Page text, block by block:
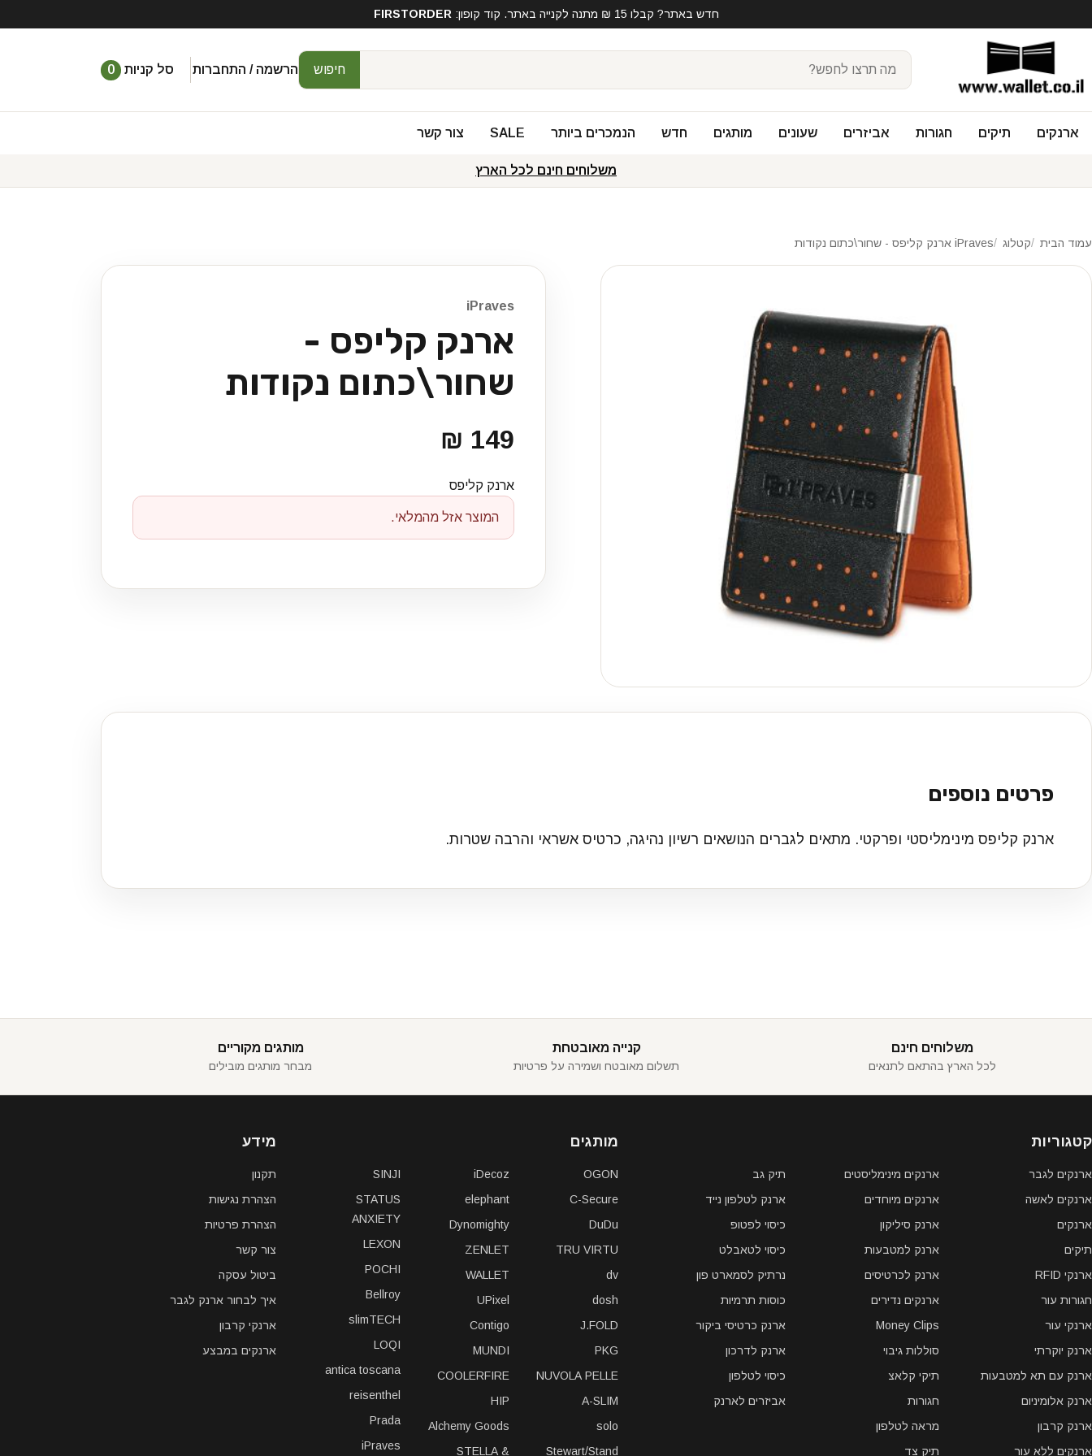
חדש באתר? קבלו 15 ₪ מתנה לקנייה באתר. קוד קופון: FIRSTORDER
חיפוש הרשמה / התחברות סל קניות 0
ארנקים תיקים חגורות אביזרים שעונים מותגים חדש הנמכרים ביותר SALE צור קשר
משלוחים חינם לכל הארץ
עמוד הבית קטלוג iPraves ארנק קליפס - שחור\כתום נקודות
iPraves
ארנק קליפס -
שחור\כתום נקודות
149 ₪
ארנק קליפס
המוצר אזל מהמלאי.
פרטים נוספים
ארנק קליפס מינימליסטי ופרקטי. מתאים לגברים הנושאים רשיון נהיגה, כרטיס אשראי והרבה שטרות.
משלוחים חינם
לכל הארץ בהתאם לתנאים
קנייה מאובטחת
תשלום מאובטח ושמירה על פרטיות
מותגים מקוריים
מבחר מותגים מובילים
קטגוריות
ארנקים לגבר
ארנקים לאשה
ארנקים
תיקים
ארנקי RFID
חגורות עור
ארנקי עור
ארנק יוקרתי
ארנק עם תא למטבעות
ארנק אלומיניום
ארנק קרבון
ארנקים ללא עור
ארנקים מינימליסטים
ארנקים מיוחדים
ארנק סיליקון
ארנק למטבעות
ארנק לכרטיסים
ארנקים נדירים
Money Clips
סוללות גיבוי
תיקי קלאצ
חגורות
מראה לטלפון
תיק צד
תיק גב
ארנק לטלפון נייד
כיסוי לפטופ
כיסוי לטאבלט
נרתיק לסמארט פון
כוסות תרמיות
ארנק כרטיסי ביקור
ארנק לדרכון
כיסוי לטלפון
אביזרים לארנק
מותגים
OGON
C-Secure
DuDu
TRU VIRTU
dv
dosh
J.FOLD
PKG
NUVOLA PELLE
A-SLIM
solo
Stewart/Stand
iDecoz
elephant
Dynomighty
ZENLET
WALLET
UPixel
Contigo
MUNDI
COOLERFIRE
HIP
Alchemy Goods
STELLA &
SINJI
STATUS
ANXIETY
LEXON
POCHI
Bellroy
slimTECH
LOQI
antica toscana
reisenthel
Prada
iPraves
מידע
תקנון
הצהרת נגישות
הצהרת פרטיות
צור קשר
ביטול עסקה
איך לבחור ארנק לגבר
ארנקי קרבון
ארנקים במבצע